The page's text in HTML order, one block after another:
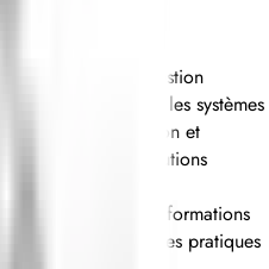
normes de la gestion
englobant les systèmes
chauffage, ventilation et
et les précautions
et interpréter des informations
afin d’améliorer des pratiques